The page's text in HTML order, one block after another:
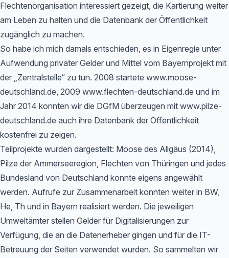
Flechtenorganisation interessiert gezeigt, die Kartierung weiter
am Leben zu halten und die Datenbank der Öffentlichkeit
zugänglich zu machen.
So habe ich mich damals entschieden, es in Eigenregie unter
Aufwendung privater Gelder und Mittel vom Bayernprojekt mit
der „Zentralstelle“ zu tun. 2008 startete www.moose-
deutschland.de, 2009 www.flechten-deutschland.de und im
Jahr 2014 konnten wir die DGfM überzeugen mit www.pilze-
deutschland.de auch ihre Datenbank der Öffentlichkeit
kostenfrei zu zeigen.
Teilprojekte wurden dargestellt: Moose des Allgäus (2014),
Pilze der Ammerseeregion, Flechten von Thüringen und jedes
Bundesland von Deutschland konnte eigens angewählt
werden. Aufrufe zur Zusammenarbeit konnten weiter in BW,
He, Th und in Bayern realisiert werden. Die jeweiligen
Umweltämter stellen Gelder für Digitalisierungen zur
Verfügung, die an die Datenerheber gingen und für die IT-
Betreuung der Seiten verwendet wurden. So sammelten wir